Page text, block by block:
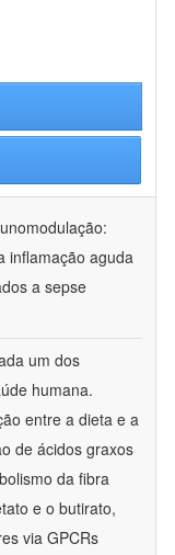
inflamação aguda
a sepse
um dos
humana.
entre a dieta e a
de ácidos graxos
da fibra
e o butirato,
via GPCRs